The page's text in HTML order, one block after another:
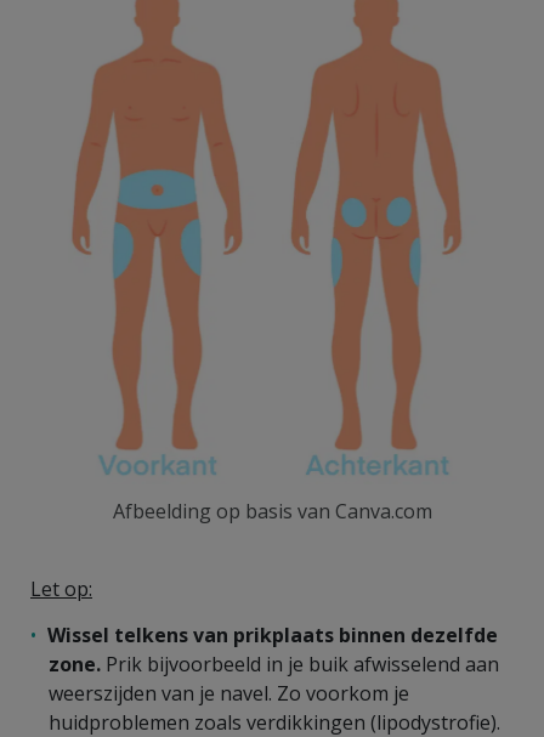
Afbeelding op basis van Canva.com
Let op:
Wissel telkens van prikplaats binnen dezelfde
zone. Prik bijvoorbeeld in je buik afwisselend aan
weerszijden van je navel. Zo voorkom je
huidproblemen zoals verdikkingen (lipodystrofie).